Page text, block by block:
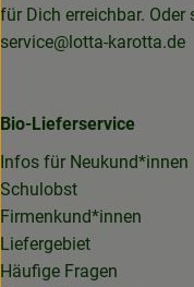
für Dich erreichbar.
service@lotta-karotta.de
Bio-Lieferservice
Infos für Neukund*innen
Schulobst
Firmenkund*innen
Liefergebiet
Häufige Fragen